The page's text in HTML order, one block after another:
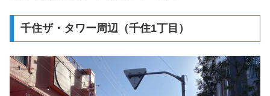
千住ザ・タワー周辺（千住1丁目）